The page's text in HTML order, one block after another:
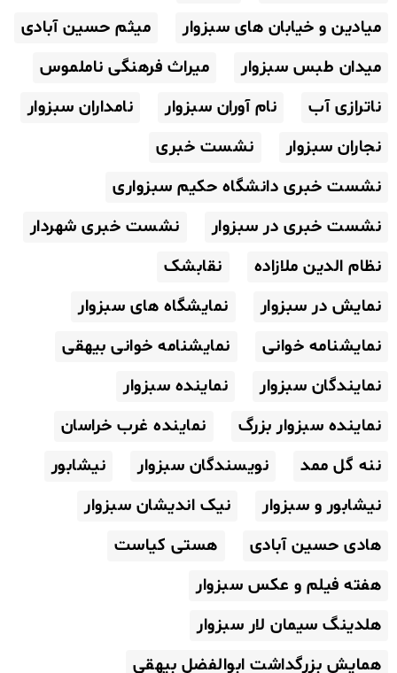
میادین و خیابان های سبزوار
میثم حسین آبادی
میدان طبس سبزوار
میراث فرهنگی ناملموس
ناترازی آب
نام آوران سبزوار
نامداران سبزوار
نجاران سبزوار
نشست خبری
نشست خبری دانشگاه حکیم سبزواری
نشست خبری در سبزوار
نشست خبری شهردار
نظام الدین ملازاده
نقابشک
نمایش در سبزوار
نمایشگاه های سبزوار
نمایشنامه خوانی
نمایشنامه خوانی بیهقی
نمایندگان سبزوار
نماینده سبزوار
نماینده سبزوار بزرگ
نماینده غرب خراسان
ننه گل ممد
نویسندگان سبزوار
نیشابور
نیشابور و سبزوار
نیک اندیشان سبزوار
هادی حسین آبادی
هستی کیاست
هفته فیلم و عکس سبزوار
هلدینگ سیمان لار سبزوار
همایش بزرگداشت ابوالفضل بیهقی